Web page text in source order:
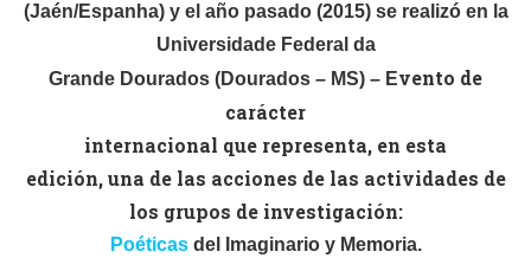
(Jaén/Espanha) y el año pasado (2015) se realizó en la
Universidade Federal da
Grande Dourados (Dourados – MS) – Evento de
carácter
internacional que representa, en esta
edición,una de las acciones de las actividades de
los grupos de investigación:
Poéticasdel Imaginario y Memoria.